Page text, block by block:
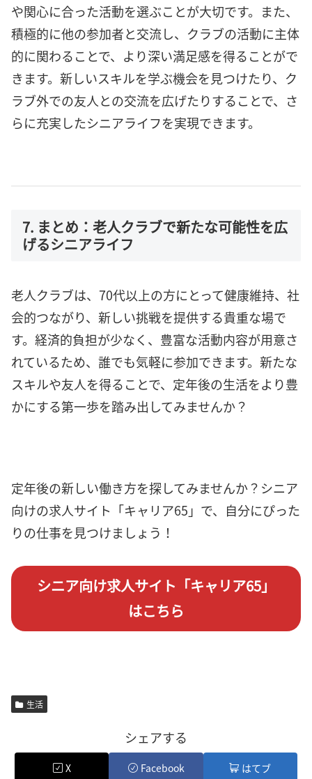
や関心に合った活動を選ぶことが大切です。また、
積極的に他の参加者と交流し、クラブの活動に主体
的に関わることで、より深い満足感を得ることがで
きます。新しいスキルを学ぶ機会を見つけたり、ク
ラブ外での友人との交流を広げたりすることで、さ
らに充実したシニアライフを実現できます。
7. まとめ：老人クラブで新たな可能性を広
げるシニアライフ
老人クラブは、70代以上の方にとって健康維持、社
会的つながり、新しい挑戦を提供する貴重な場で
す。経済的負担が少なく、豊富な活動内容が用意さ
れているため、誰でも気軽に参加できます。新たな
スキルや友人を得ることで、定年後の生活をより豊
かにする第一歩を踏み出してみませんか？
定年後の新しい働き方を探してみませんか？シニア
向けの求人サイト「キャリア65」で、自分にぴった
りの仕事を見つけましょう！
シニア向け求人サイト「キャリア65」
はこちら
生活
シェアする
X Facebook はてブ